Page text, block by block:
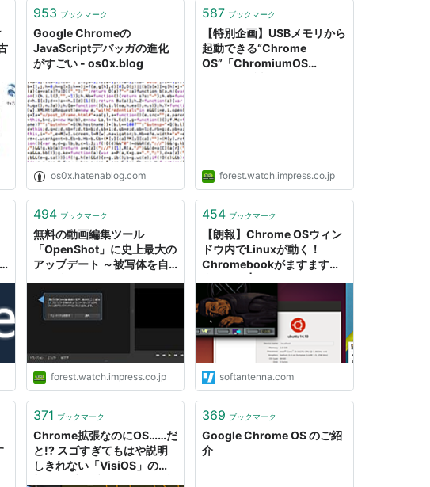
Chrome OS ~最新技術と戦略を完全ガイド~
池良次,中島聡,伊藤千光,太田昌吾,まえだひさこ,向井領治
メーカー:
:
単行本
クリック: 422回
品を含むブログ (31件) を見る
953 ブックマーク
Google Chromeの
JavaScriptデバッガの進化
がすごい - os0x.blog
os0x.hatenablog.com
587 ブックマーク
【特別企画】USBメモリから
起動できる“Chrome
OS”「ChromiumOS
forest.watch.impress.co.jp
494 ブックマーク
無料の動画編集ツール
「OpenShot」に史上最大の
アップデート ～被写体を自
Chrome OS/Chromebook
も正式にサポートされる
forest.watch.impress.co.jp
454 ブックマーク
【朗報】Chrome OSウィン
ドウ内でLinuxが動く！
Chromebookがますます便
softantenna.com
371 ブックマーク
Chrome拡張なのにOS……だ
と!? スゴすぎてもはや説明
しきれない「VisiOS」の衝
369 ブックマーク
Google Chrome OS のご紹
介